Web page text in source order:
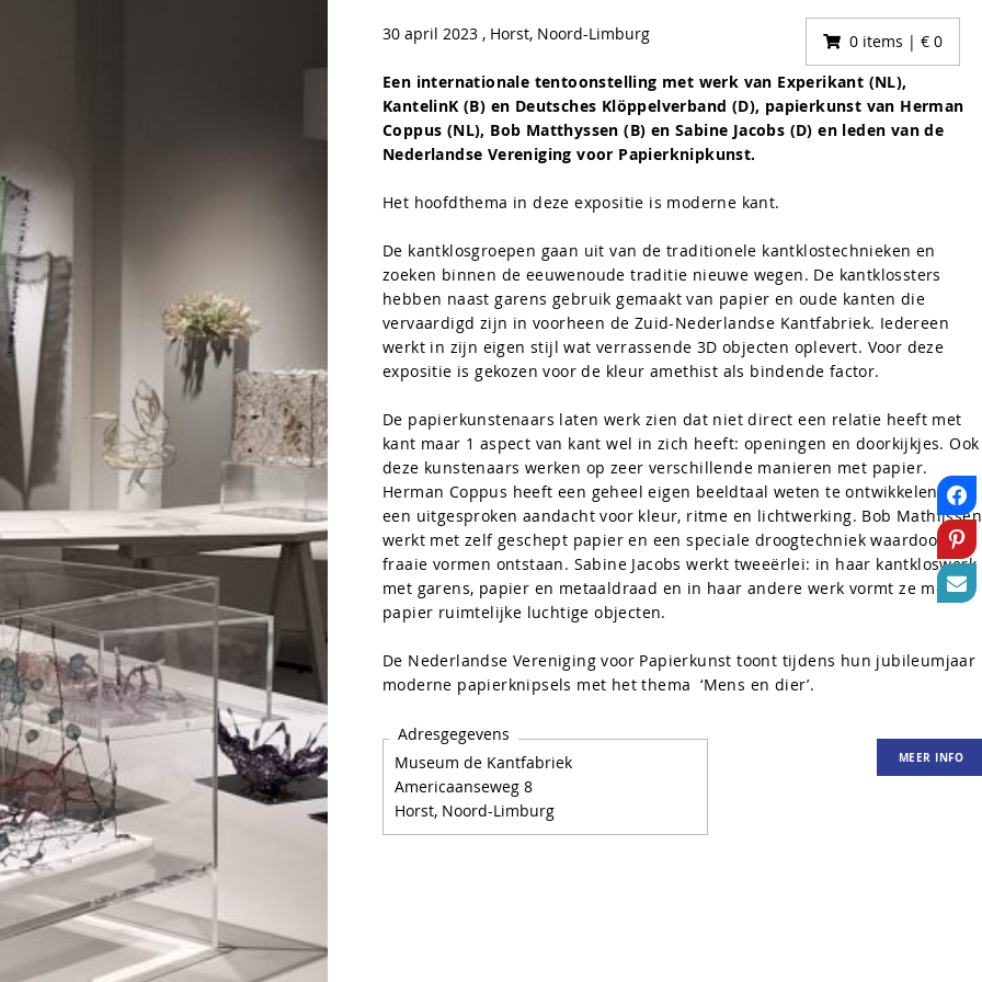
30 april 2023 , Horst, Noord-Limburg
Een internationale tentoonstelling met werk van Experikant (NL),
KantelinK (B) en Deutsches Klöppelverband (D), papierkunst van Herman
Coppus (NL), Bob Matthyssen (B) en Sabine Jacobs (D) en leden van de
Nederlandse Vereniging voor Papierknipkunst.
Het hoofdthema in deze expositie is moderne kant.
De kantklosgroepen gaan uit van de traditionele kantklostechnieken en
zoeken binnen de eeuwenoude traditie nieuwe wegen. De kantklossters
hebben naast garens gebruik gemaakt van papier en oude kanten die
vervaardigd zijn in voorheen de Zuid-Nederlandse Kantfabriek. Iedereen
werkt in zijn eigen stijl wat verrassende 3D objecten oplevert. Voor deze
expositie is gekozen voor de kleur amethist als bindende factor.
De papierkunstenaars laten werk zien dat niet direct een relatie heeft met
kant maar 1 aspect van kant wel in zich heeft: openingen en doorkijkjes. Ook
deze kunstenaars werken op zeer verschillende manieren met papier.
Herman Coppus heeft een geheel eigen beeldtaal weten te ontwikkelen met
een uitgesproken aandacht voor kleur, ritme en lichtwerking. Bob Mathijssen
werkt met zelf geschept papier en een speciale droogtechniek waardoor de
fraaie vormen ontstaan. Sabine Jacobs werkt tweeërlei: in haar kantkloswerk
met garens, papier en metaaldraad en in haar andere werk vormt ze met
papier ruimtelijke luchtige objecten.
De Nederlandse Vereniging voor Papierkunst toont tijdens hun jubileumjaar
moderne papierknipsels met het thema ‘Mens en dier’.
MEER INFO
Adresgegevens
Museum de Kantfabriek
Americaanseweg 8
Horst, Noord-Limburg
0 items | € 0